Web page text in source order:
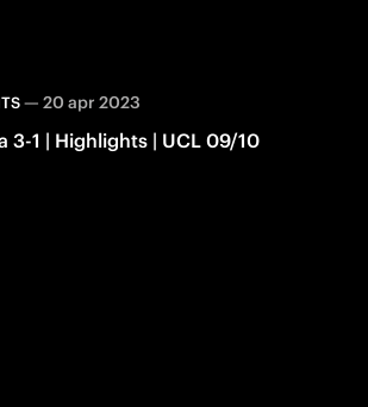
— 20 apr 2023
3-1 | Highlights | UCL 09/10